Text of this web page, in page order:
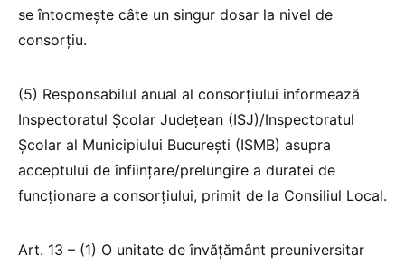
se întocmeşte câte un singur dosar la nivel de
consorţiu.
(5) Responsabilul anual al consorțiului informează
Inspectoratul Școlar Județean (ISJ)/Inspectoratul
Școlar al Municipiului București (ISMB) asupra
acceptului de înfiinţare/prelungire a duratei de
funcţionare a consorţiului, primit de la Consiliul Local.
Art. 13 – (1) O unitate de învăţământ preuniversitar